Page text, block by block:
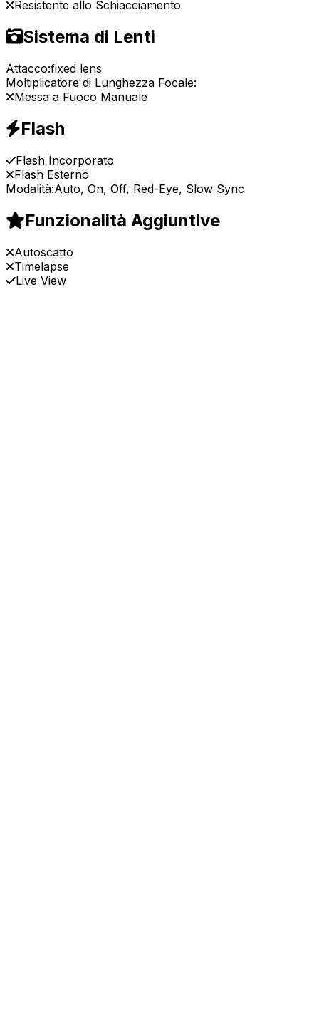
Resistente allo Schiacciamento
Sistema di Lenti
Attacco:fixed lens
Moltiplicatore di Lunghezza Focale:
Messa a Fuoco Manuale
Flash
Flash Incorporato
Flash Esterno
Modalità:Auto, On, Off, Red-Eye, Slow Sync
Funzionalità Aggiuntive
Autoscatto
Timelapse
Live View